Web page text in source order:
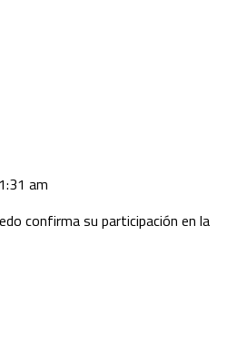
am
confirma su participación en la